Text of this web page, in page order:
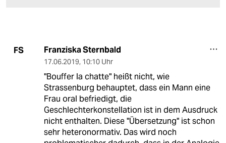
FS Franziska Sternbald
17.06.2019, 10:10 Uhr
"Bouffer la chatte" heißt nicht, wie
Strassenburg behauptet, dass ein Mann eine
Frau oral befriedigt, die
Geschlechterkonstellation ist in dem Ausdruck
nicht enthalten. Diese "Übersetzung" ist schon
sehr heteronormativ. Das wird noch